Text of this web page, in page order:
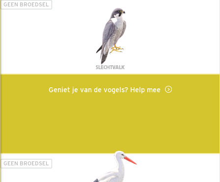
GEEN BROEDSEL
SLECHTVALK
Geniet je van de vogels? Help mee
GEEN BROEDSEL